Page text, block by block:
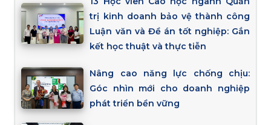
trị kinh doanh bảo vệ thành công
Luận văn và Đề án tốt nghiệp: Gắn
kết học thuật và thực tiễn
Nâng cao năng lực chống chịu:
Góc nhìn mới cho doanh nghiệp
phát triển bền vững